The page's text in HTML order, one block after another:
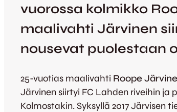
vuorossa kolmikko
maalivahti Järvinen
nousevat puolestaan
25-vuotias maalivahti Roope
Järvinen siirtyi FC Lahden riveihin ja
Kolmostakin. Syksyllä 2017 Järvisen